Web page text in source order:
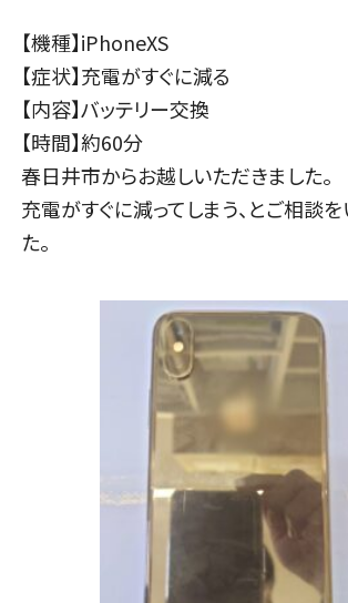
【機種】iPhoneXS
【症状】充電がすぐに減る
【内容】バッテリー交換
【時間】約60分
春日井市からお越しいただきました。
充電がすぐに減ってしまう、とご相談
た。